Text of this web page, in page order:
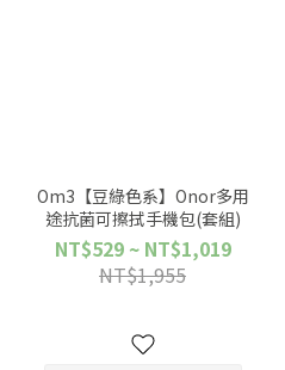
Om3【豆綠色系】Onor多用
途抗菌可擦拭手機包(套組)
NT$529 ~ NT$1,019
NT$1,955